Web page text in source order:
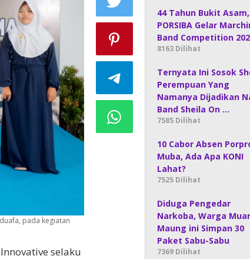
pada kegiatan
selaku
44 Tahun Bukit Asam,
PORSIBA Gelar
Band Competition
8163 Dilihat
Ternyata Ini Sosok
Perempuan Yang
Namanya Dijadikan
Band Sheila On …
7585 Dilihat
10 Cabor Absen
Muba, Ada Apa KONI
Lahat?
7525 Dilihat
Diduga Pengedar
Narkoba, Warga
Maung ini Simpan 30
Paket Sabu-Sabu
7369 Dilihat